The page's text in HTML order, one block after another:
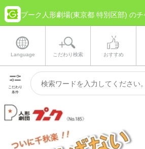
プーク人形劇場(東京都 特別区部) の
Language こだわり検索 おすすめ
こだわり
条件